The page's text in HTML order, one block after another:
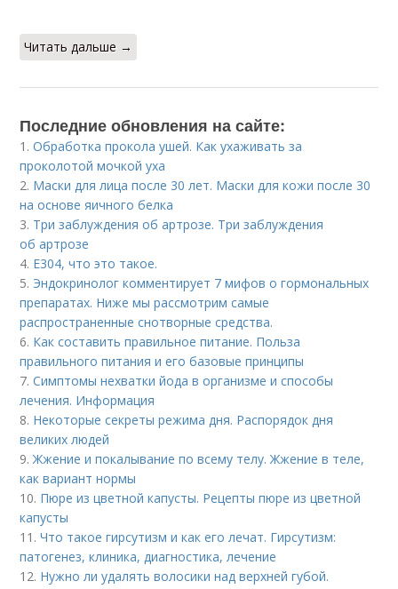
Читать дальше →
Последние обновления на сайте:
1.Обработка прокола ушей. Как ухаживать за
проколотой мочкой уха
2. Маски для лица после 30 лет. Маски для кожи после 30
на основе яичного белка
3. Три заблуждения об артрозе. Три заблуждения
об артрозе
4. Е304, что это такое.
5. Эндокринолог комментирует 7 мифов о гормональных
препаратах. Ниже мы рассмотрим самые
распространенные снотворные средства.
6. Как составить правильное питание. Польза
правильного питания и его базовые принципы
7.Симптомы нехватки йода в организме и способы
лечения. Информация
8. Некоторые секреты режима дня. Распорядок дня
великих людей
9.Жжение и покалывание по всему телу. Жжение в теле,
как вариант нормы
10. Пюре из цветной капусты. Рецепты пюре из цветной
капусты
11.Что такое гирсутизм и как его лечат. Гирсутизм:
патогенез, клиника, диагностика, лечение
12. Нужно ли удалять волосики над верхней губой.